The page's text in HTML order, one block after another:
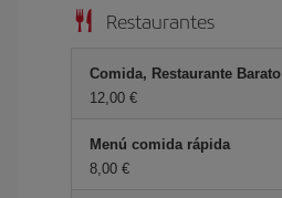
Restaurantes
Comida, Restaurante Barato
12,00 €
Menú comida rápida
8,00 €